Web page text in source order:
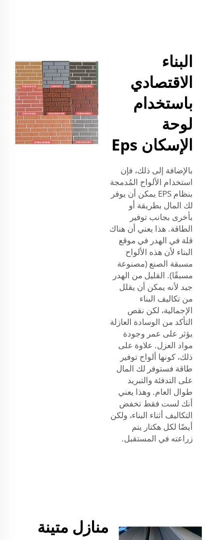
البناء
الاقتصادي
باستخدام
لوحة
الإسكان Eps
بالإضافة إلى ذلك، فإن
استخدام الألواح المُدمجة
بنظام EPS يمكن أن يوفر
لك المال بطريقة أو
بأخرى بجانب توفير
الطاقة. هذا يعني أن هناك
قلة في الهدر في موقع
البناء لأن هذه الألواح
مسبقة الصنع (مصنوعة
مسبقًا). القليل من الهدر
جيد لأنه يمكن أن يقلل
من تكاليف البناء
الإجمالية، لكن نقص
التأكد من الوسادة العازلة
يؤثر على عمر وجودة
مواد العزل. علاوة على
ذلك، كونها ألواح توفير
طاقة فستوفر لك المال
على التدفئة والتبريد
طوال العام. وهذا يعني
أنك لست فقط تخفض
التكاليف أثناء البناء، ولكن
أيضًا لكل هكتار يتم
زراعته في المستقبل.
منازل متينة